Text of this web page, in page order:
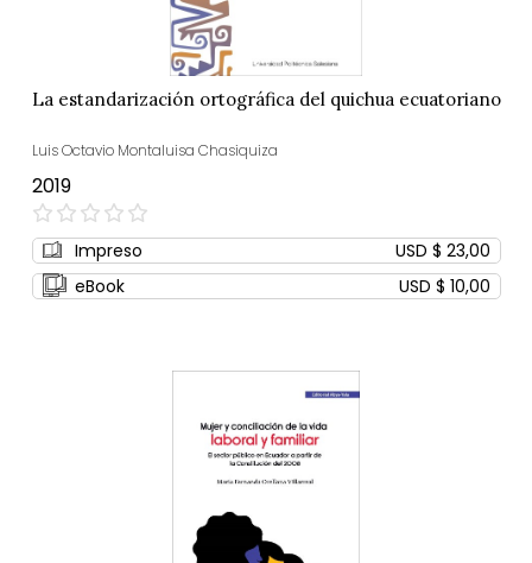
La estandarización ortográfica del quichua ecuatoriano
Luis Octavio Montaluisa Chasiquiza
2019
0%
Impreso
USD $ 23,00
eBook
USD $ 10,00